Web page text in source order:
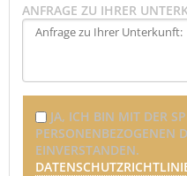
ANFRAGE ZU IHRER
JA, ICH BIN MIT DER
PERSONENBEZOGENEN
EINVERSTANDEN.